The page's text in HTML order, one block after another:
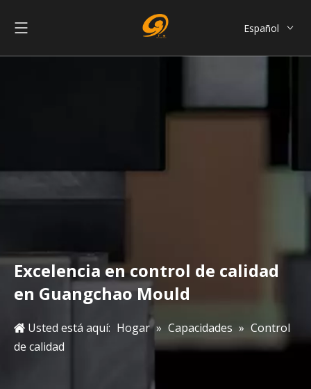
Español
Pусский
Excelencia en control de calidad
en Guangchao Mould
Usted está aquí: Hogar » Capacidades » Control
de calidad